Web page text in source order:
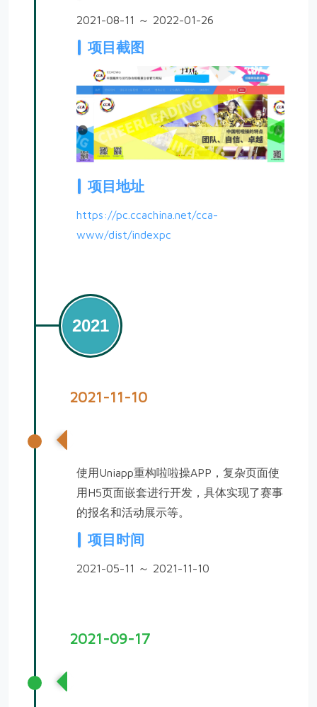
2021-08-11 ～ 2022-01-26
项目截图
项目地址
https://pc.ccachina.net/cca-
www/dist/indexpc
2021
2021-11-10
使用Uniapp重构啦啦操APP，复杂页面使
用H5页面嵌套进行开发，具体实现了赛事
的报名和活动展示等。
项目时间
2021-05-11 ～ 2021-11-10
2021-09-17